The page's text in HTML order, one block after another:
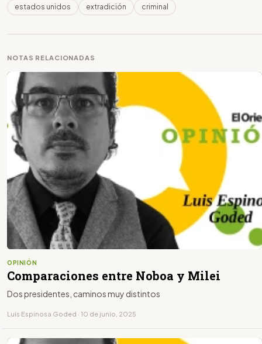
estados unidos extradición criminal
NOTAS RELACIONADAS
OPINIÓN
Comparaciones entre Noboa y Milei
Dos presidentes, caminos muy distintos
Luis Espinosa Goded · 10 de junio, 2025